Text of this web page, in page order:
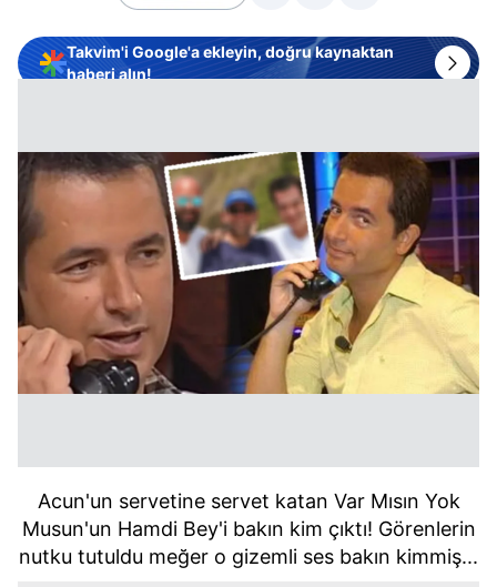
Takvim'i Google'a ekleyin, doğru kaynaktan
haberi alın!
Acun'un servetine servet katan Var Mısın Yok
Musun'un Hamdi Bey'i bakın kim çıktı! Görenlerin
nutku tutuldu meğer o gizemli ses bakın kimmiş...